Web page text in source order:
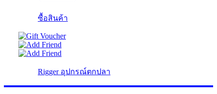
ซื้อสินค้า
Rigger อุปกรณ์ตกปลา